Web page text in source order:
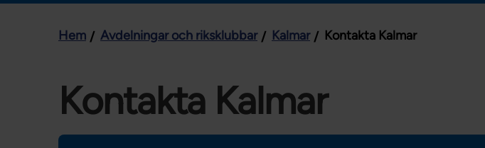
Om Vårdförbundet
Sjuksköterska
Hem Avdelningar och riksklubbar Kalmar Kontakta Kalmar
Kontakta Kalmar